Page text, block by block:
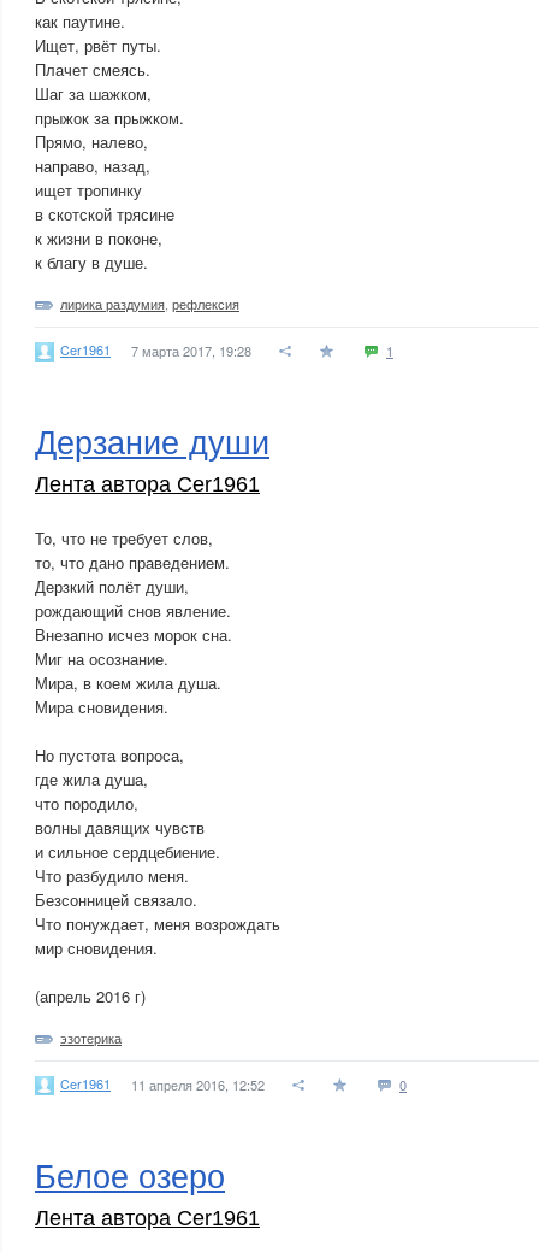
как паутине.
Ищет, рвёт путы.
Плачет смеясь.
Шаг за шажком,
прыжок за прыжком.
Прямо, налево,
направо, назад,
ищет тропинку
в скотской трясине
к жизни в поконе,
к благу в душе.
лирика раздумия рефлексия
Cer1961 7 марта 2017, 19:28 1
Дерзание души
Лента автора Cer1961
То, что не требует слов,
то, что дано праведением.
Дерзкий полёт души,
рождающий снов явление.
Внезапно исчез морок сна.
Миг на осознание.
Мира, в коем жила душа.
Мира сновидения.
Но пустота вопроса,
где жила душа,
что породило,
волны давящих чувств
и сильное сердцебиение.
Что разбудило меня.
Безсонницей связало.
Что понуждает, меня возрождать
мир сновидения.
(апрель 2016 г)
эзотерика
Cer1961 11 апреля 2016, 12:52 0
Белое озеро
Лента автора Cer1961